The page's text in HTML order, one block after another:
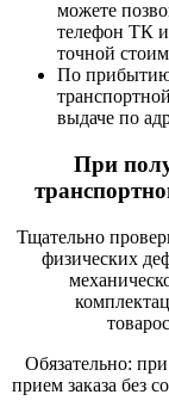
можете
телефон ТК
точной
По прибытию
выдаче по
При
Тщательно
физических
Обязательно:
прием заказа без